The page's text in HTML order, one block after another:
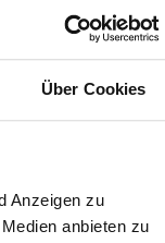
Über Cookies
Anzeigen zu
anbieten zu
Belluneser